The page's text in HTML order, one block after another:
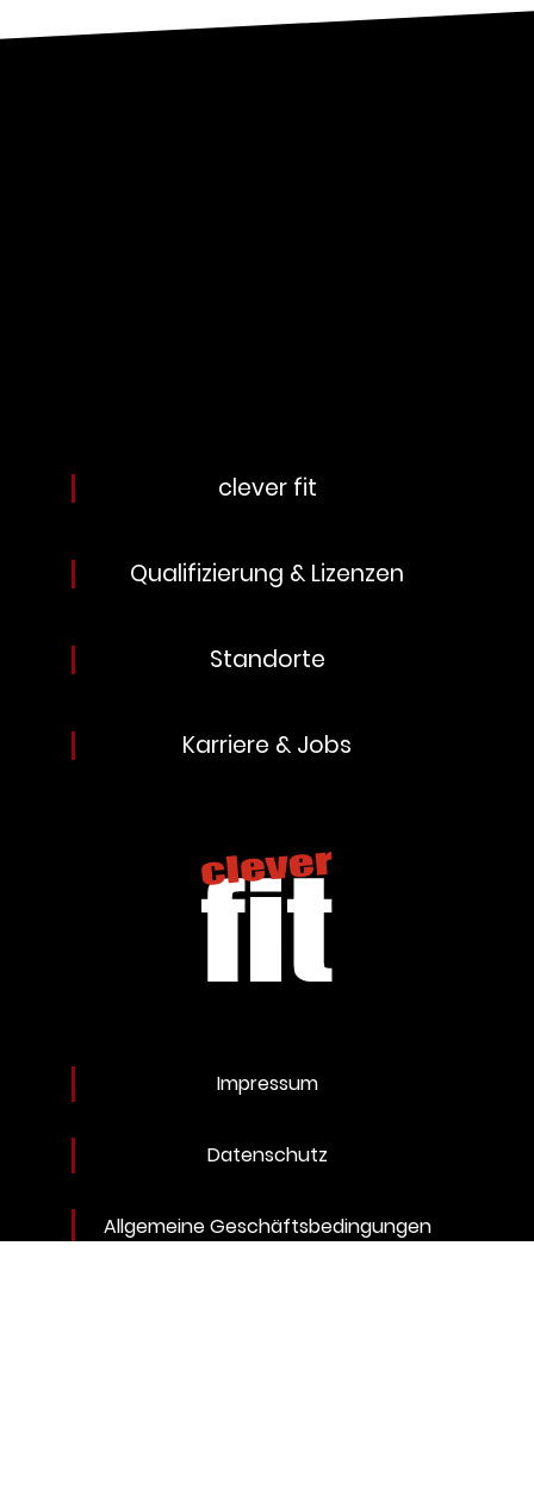
clever fit
Qualifizierung & Lizenzen
Standorte
Karriere & Jobs
Impressum
Datenschutz
Allgemeine Geschäftsbedingungen